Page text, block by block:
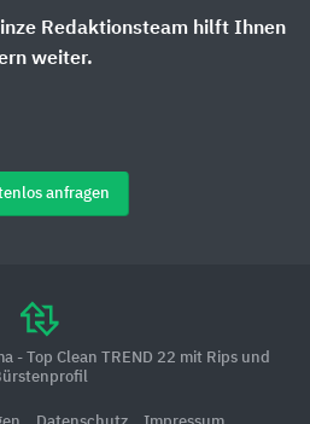
Redaktionsteam hilft Ihnen
weiter.
anfragen
- Top Clean TREND 22 mit Rips und